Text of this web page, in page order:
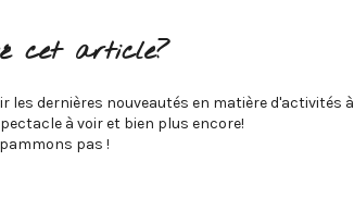
ET CIE
cet article?
dernières nouveautés en matière d'activités à
à voir et bien plus encore!
pas !